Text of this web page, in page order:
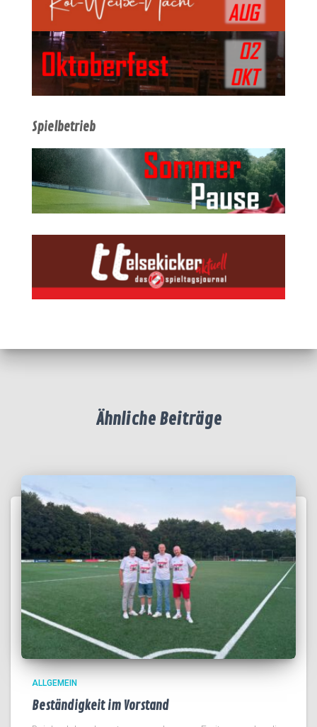
Spielbetrieb
Ähnliche Beiträge
ALLGEMEIN
Beständigkeit im Vorstand